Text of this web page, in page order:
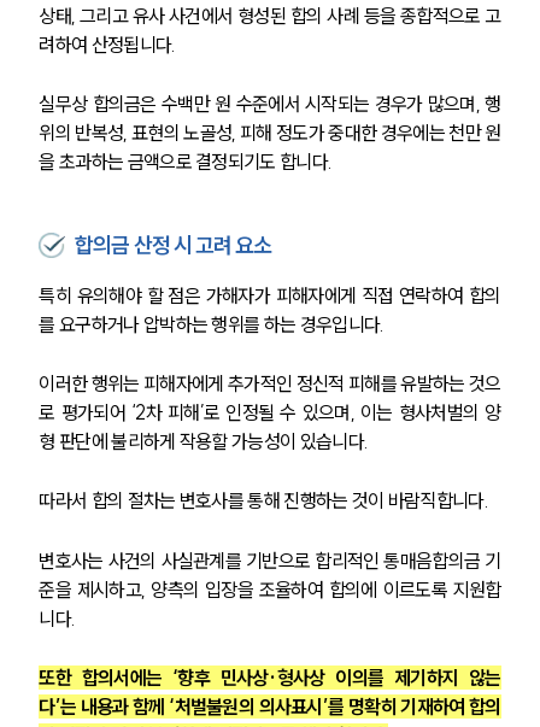
상태, 그리고 유사 사건에서 형성된 합의 사례 등을 종합적으로 고
려하여 산정됩니다.
실무상 합의금은 수백만 원 수준에서 시작되는 경우가 많으며, 행
위의 반복성, 표현의 노골성, 피해 정도가 중대한 경우에는 천만 원
을 초과하는 금액으로 결정되기도 합니다.
합의금 산정 시 고려 요소
특히 유의해야 할 점은 가해자가 피해자에게 직접 연락하여 합의
를 요구하거나 압박하는 행위를 하는 경우입니다.
이러한 행위는 피해자에게 추가적인 정신적 피해를 유발하는 것으
로 평가되어 ‘2차 피해’로 인정될 수 있으며, 이는 형사처벌의 양
형 판단에 불리하게 작용할 가능성이 있습니다.
따라서 합의 절차는 변호사를 통해 진행하는 것이 바람직합니다.
변호사는 사건의 사실관계를 기반으로 합리적인 통매음합의금 기
준을 제시하고, 양측의 입장을 조율하여 합의에 이르도록 지원합
니다.
또한 합의서에는 ‘향후 민사상·형사상 이의를 제기하지 않는
다’는 내용과 함께 ‘처벌불원의 의사표시’를 명확히 기재하여 합의